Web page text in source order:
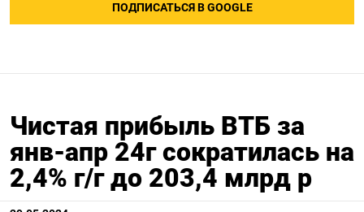
ПОДПИСАТЬСЯ В GOOGLE
Чистая прибыль ВТБ за
янв-апр 24г сократилась на
2,4% г/г до 203,4 млрд р